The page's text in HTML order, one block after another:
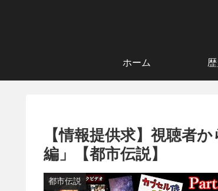
ホーム
【情報提供求】視聴者
編」【都市伝説】
都市伝説